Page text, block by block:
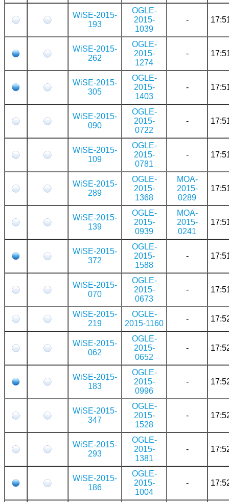
WiSE-2015-
193
OGLE-
2015-
1039
-
WiSE-2015-
262
OGLE-
2015-
1274
-
WiSE-2015-
305
OGLE-
2015-
1403
-
WiSE-2015-
090
OGLE-
2015-
0722
-
WiSE-2015-
109
OGLE-
2015-
0781
-
WiSE-2015-
289
OGLE-
2015-
1368
MOA-
2015-
0289
WiSE-2015-
139
OGLE-
2015-
0939
MOA-
2015-
0241
WiSE-2015-
372
OGLE-
2015-
1588
-
WiSE-2015-
070
OGLE-
2015-
0673
-
WiSE-2015-
219
OGLE-
2015-1160
-
WiSE-2015-
062
OGLE-
2015-
0652
-
WiSE-2015-
183
OGLE-
2015-
0996
-
WiSE-2015-
347
OGLE-
2015-
1528
-
WiSE-2015-
293
OGLE-
2015-
1381
-
WiSE-2015-
186
OGLE-
2015-
1004
-